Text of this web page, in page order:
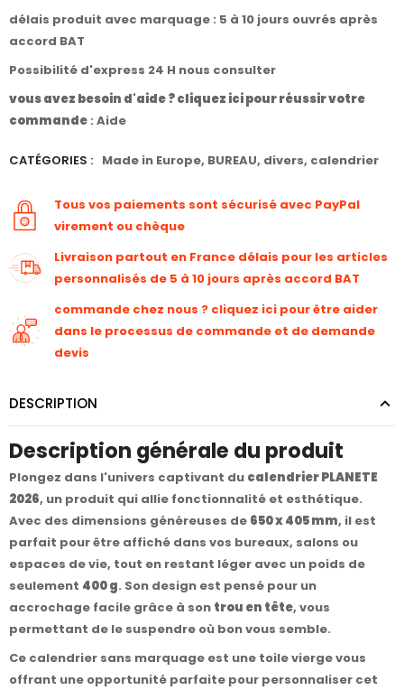
délais produit avec marquage : 5 à 10 jours ouvrés après
accord BAT
Possibilité d'express 24 H nous consulter
vous avez besoin d'aide ? cliquez ici pour réussir votre
commande : Aide
CATÉGORIES : Made in Europe, BUREAU, divers, calendrier
Tous vos paiements sont sécurisé avec PayPal
virement ou chèque
Livraison partout en France délais pour les articles
personnalisés de 5 à 10 jours après accord BAT
commande chez nous ? cliquez ici pour être aider
dans le processus de commande et de demande
devis
DESCRIPTION
Description générale du produit
Plongez dans l'univers captivant du calendrier PLANETE
2026, un produit qui allie fonctionnalité et esthétique.
Avec des dimensions généreuses de 650 x 405 mm, il est
parfait pour être affiché dans vos bureaux, salons ou
espaces de vie, tout en restant léger avec un poids de
seulement 400 g. Son design est pensé pour un
accrochage facile grâce à son trou en tête, vous
permettant de le suspendre où bon vous semble.
Ce calendrier sans marquage est une toile vierge vous
offrant une opportunité parfaite pour personnaliser cet